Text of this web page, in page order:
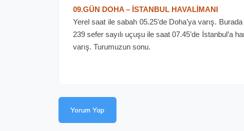
09.GÜN DOHA – İSTANBUL HAVALİMANI
Yerel saat ile sabah 05.25’de Doha’ya varış.
239 sefer sayılı uçuşu ile saat 07.45’de İstanbul’a
varış. Turumuzun sonu.
Yorum Yap